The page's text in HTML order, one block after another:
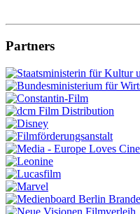
Partners